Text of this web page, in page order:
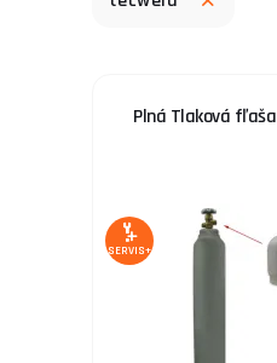
Plná Tlaková
SERVIS+